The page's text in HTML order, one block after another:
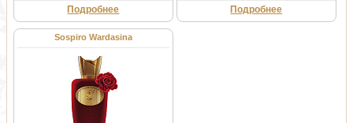
Подробнее Подробнее
Sospiro Wardasina